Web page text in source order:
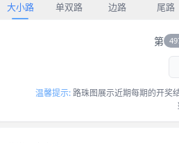
大小路 单双路 边路 尾路
第
温馨提示: 路珠图展示近期每期的开奖